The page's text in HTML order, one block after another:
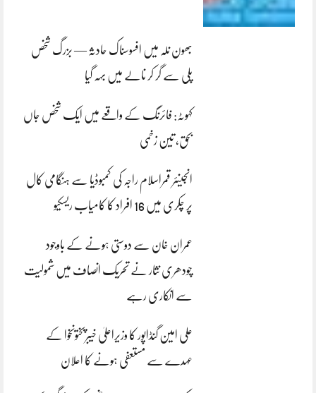
بھون نلہ میں افسوسناک حادثہ — بزرگ شخص
پلی سے گر کر نالے میں بہہ گیا
کہوٹہ: فائرنگ کے واقعے میں ایک شخص جاں
بحق، تین زخمی
انجینئر قمراسلام راجہ کی کمبوڈیا سے ہنگامی کال
پر چکری میں 16 افراد کا کامیاب ریسکیو
عمران خان سے دوستی ہونے کے باوجود
چودھری نثار نے تحریک انصاف میں شمولیت
سے انکاری رہے
علی امین گنڈاپور کا وزیراعلیٰ خیبرپختونخوا کے
عہدے سے مستعفی ہونے کا اعلان